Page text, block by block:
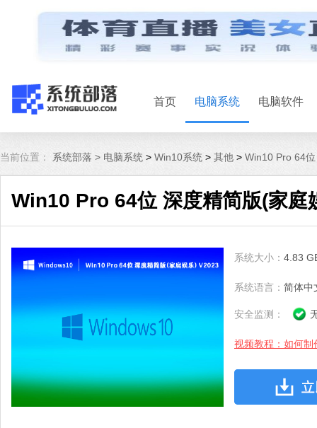
首页 电脑系统 电脑软件
当前位置： 系统部落 > 电脑系统 > Win10系统 > 其他 > Win10 Pro 64
Win10 Pro 64位 深度精简版(家庭
系统大小： 4.83
系统语言： 简体中
安全监测：
视频教程：如何制